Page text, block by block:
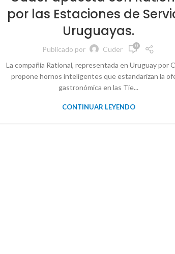
por las Estaciones de
Uruguayas.
Publicado por Cuder 0
La compañía Rational, representada en Uruguay por
propone hornos inteligentes que estandarizan la
gastronómica en las Tie...
CONTINUAR LEYENDO